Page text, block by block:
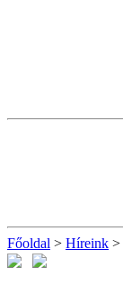
Főoldal > Híreink >